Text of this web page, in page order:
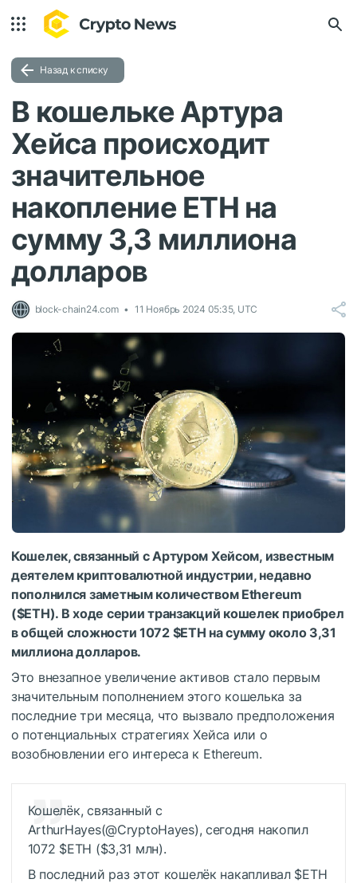
Назад к списку
В кошельке Артура
Хейса происходит
значительное
накопление ETH на
сумму 3,3 миллиона
долларов
block-chain24.com 11 Ноябрь 2024 05:35, UTC
Кошелек, связанный с Артуром Хейсом, известным
деятелем криптовалютной индустрии, недавно
пополнился заметным количеством Ethereum
($ETH). В ходе серии транзакций кошелек приобрел
в общей сложности 1072 $ETH на сумму около 3,31
миллиона долларов.
Это внезапное увеличение активов стало первым
значительным пополнением этого кошелька за
последние три месяца, что вызвало предположения
о потенциальных стратегиях Хейса или о
возобновлении его интереса к Ethereum.
Кошелёк, связанный с
ArthurHayes(@CryptoHayes), сегодня накопил
1072 $ETH ($3,31 млн).
В последний раз этот кошелёк накапливал $ETH